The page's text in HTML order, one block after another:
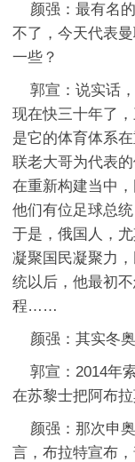
颜强：最有名的
不了，今天代表
一些？
郭宣：说实话，
现在快三十年了
是它的体育体系
联老大哥为代表
在重新构建当中
他们有位足球总
于是，俄国人，
凝聚国民凝聚力
统以后，他最初
程……
颜强：其实冬奥
郭宣：2014年
在苏黎士把阿布拉
颜强：那次申奥
言，布拉特宣布